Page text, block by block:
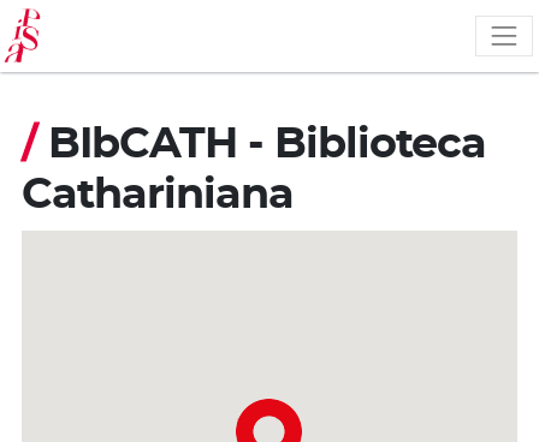
Pasar
al
contenido
principal
/ BIbCATH - Biblioteca
Cathariniana